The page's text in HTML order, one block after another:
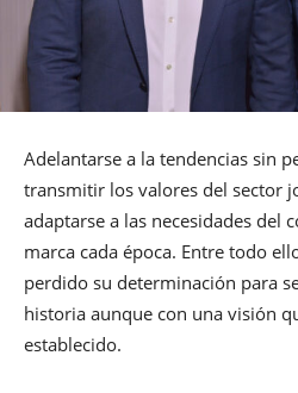
Adelantarse a la tendencias sin
transmitir los valores del sector
adaptarse a las necesidades del
marca cada época. Entre todo
perdido su determinación para
historia aunque con una visión
establecido.